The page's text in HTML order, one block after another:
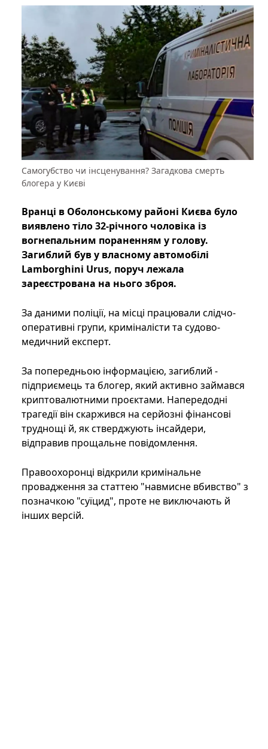
Самогубство чи інсценування? Загадкова смерть
блогера у Києві
Вранці в Оболонському районі Києва було
виявлено тіло 32-річного чоловіка із
вогнепальним пораненням у голову.
Загиблий був у власному автомобілі
Lamborghini Urus, поруч лежала
зареєстрована на нього зброя.
За даними поліції, на місці працювали слідчо-
оперативні групи, криміналісти та судово-
медичний експерт.
За попередньою інформацією, загиблий -
підприємець та блогер, який активно займався
криптовалютними проєктами. Напередодні
трагедії він скаржився на серйозні фінансові
труднощі й, як стверджують інсайдери,
відправив прощальне повідомлення.
Правоохоронці відкрили кримінальне
провадження за статтею "навмисне вбивство" з
позначкою "суїцид", проте не виключають й
інших версій.